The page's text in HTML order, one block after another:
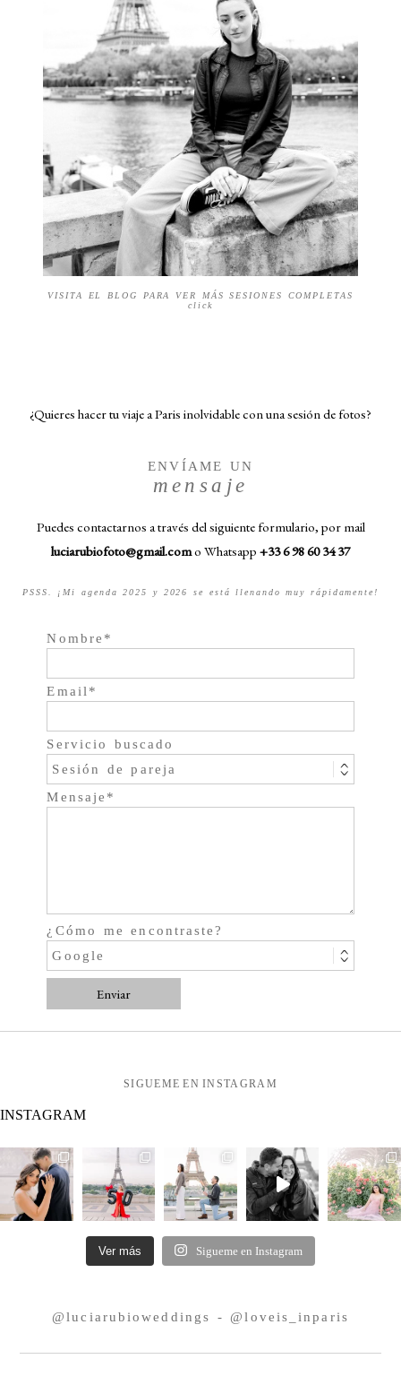
VISITA EL BLOG PARA VER MÁS SESIONES COMPLETAS
click
¿Quieres hacer tu viaje a Paris inolvidable con una sesión de fotos?
ENVÍAME UN
mensaje
Puedes contactarnos a través del siguiente formulario, por mail
luciarubiofoto@gmail.como Whatsapp ‪ +33 6 98 60 34 37
PSSS. ¡Mi agenda 2025 y 2026 se está llenando muy rápidamente!
Nombre
Email
Servicio buscado
Mensaje
¿Cómo me encontraste?
Enviar
SIGUEME EN INSTAGRAM
INSTAGRAM
Ver más Sigueme en Instagram
@luciarubioweddings - @loveis_inparis